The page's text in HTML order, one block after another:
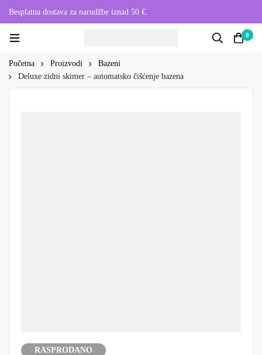
Besplatna dostava za narudžbe iznad 50 €.
0
Početna Proizvodi
Bazeni
Deluxe zidni skimer – automatsko čišćenje bazena
RASPRODANO